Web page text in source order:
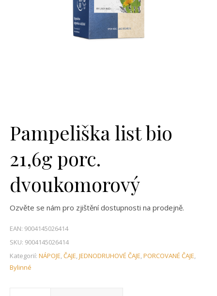
Pampeliška list bio
21,6g porc.
dvoukomorový
Ozvěte se nám pro zjištění dostupnosti na prodejně.
EAN: 9004145026414
SKU: 9004145026414
Kategorií: NÁPOJE,ČAJE,JEDNODRUHOVÉ ČAJE,PORCOVANÉ ČAJE,
Bylinné